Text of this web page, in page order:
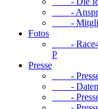
-
-
Fotos
-
P
Presse
-
- Daten,
-